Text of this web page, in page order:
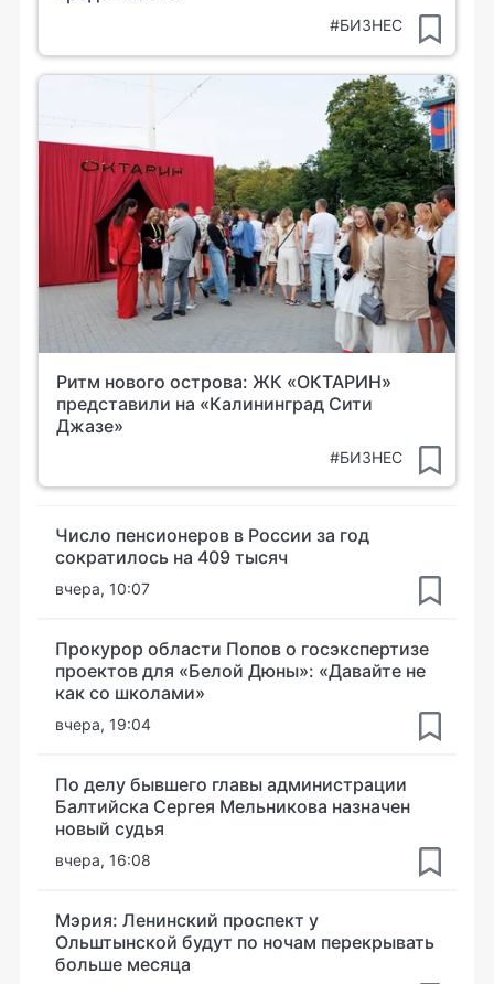
#БИЗНЕС
Ритм нового острова: ЖК «ОКТАРИН»
представили на «Калининград Сити
Джазе»
#БИЗНЕС
Число пенсионеров в России за год
сократилось на 409 тысяч
вчера, 10:07
Прокурор области Попов о госэкспертизе
проектов для «Белой Дюны»: «Давайте не
как со школами»
вчера, 19:04
По делу бывшего главы администрации
Балтийска Сергея Мельникова назначен
новый судья
вчера, 16:08
Мэрия: Ленинский проспект у
Ольштынской будут по ночам перекрывать
больше месяца